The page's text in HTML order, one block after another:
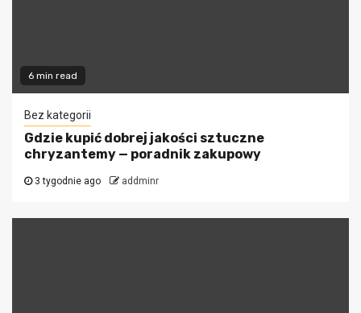
6 min read
Bez kategorii
Gdzie kupić dobrej jakości sztuczne
chryzantemy — poradnik zakupowy
3 tygodnie ago addminr